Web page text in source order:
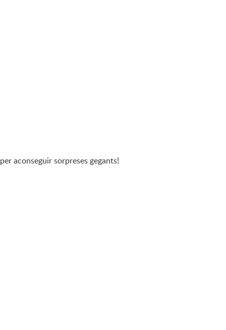
aconseguir sorpreses gegants!